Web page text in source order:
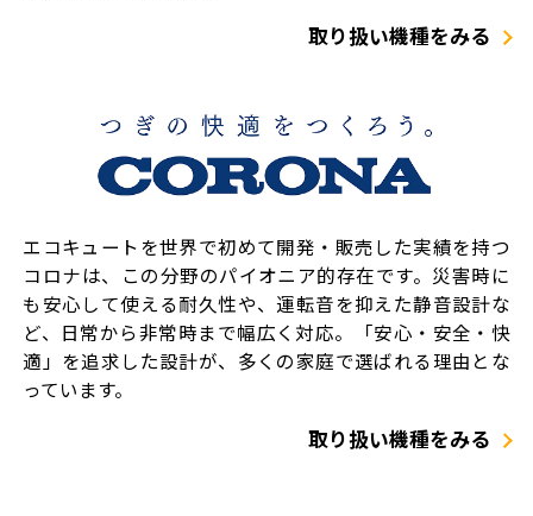
取り扱い機種をみる
エコキュートを世界で初めて開発・販売した実績を持つ
コロナは、この分野のパイオニア的存在です。災害時に
も安心して使える耐久性や、運転音を抑えた静音設計な
ど、日常から非常時まで幅広く対応。「安心・安全・快
適」を追求した設計が、多くの家庭で選ばれる理由とな
っています。
取り扱い機種をみる